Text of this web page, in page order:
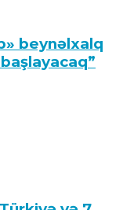
beynəlxalq